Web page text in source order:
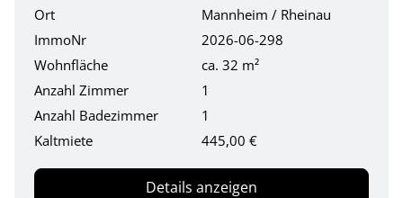
Ort
Mannheim / Rheinau
ImmoNr
2026-06-298
Wohnfläche
ca. 32 m²
Anzahl Zimmer
1
Anzahl Badezimmer
1
Kaltmiete
445,00 €
Details anzeigen